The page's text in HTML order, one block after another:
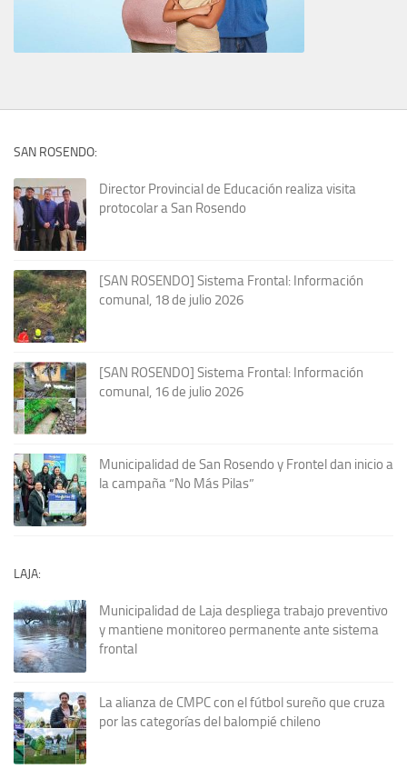
SAN ROSENDO:
Director Provincial de Educación realiza visita
protocolar a San Rosendo
[SAN ROSENDO] Sistema Frontal: Información
comunal, 18 de julio 2026
[SAN ROSENDO] Sistema Frontal: Información
comunal, 16 de julio 2026
Municipalidad de San Rosendo y Frontel dan inicio a
la campaña “No Más Pilas”
LAJA:
Municipalidad de Laja despliega trabajo preventivo
y mantiene monitoreo permanente ante sistema
frontal
La alianza de CMPC con el fútbol sureño que cruza
por las categorías del balompié chileno